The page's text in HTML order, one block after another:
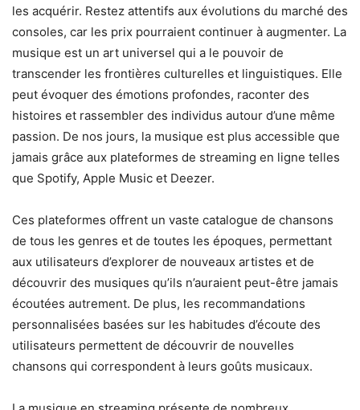
les acquérir. Restez attentifs aux évolutions du marché des
consoles, car les prix pourraient continuer à augmenter. La
musique est un art universel qui a le pouvoir de
transcender les frontières culturelles et linguistiques. Elle
peut évoquer des émotions profondes, raconter des
histoires et rassembler des individus autour d’une même
passion. De nos jours, la musique est plus accessible que
jamais grâce aux plateformes de streaming en ligne telles
que Spotify, Apple Music et Deezer.
Ces plateformes offrent un vaste catalogue de chansons
de tous les genres et de toutes les époques, permettant
aux utilisateurs d’explorer de nouveaux artistes et de
découvrir des musiques qu’ils n’auraient peut-être jamais
écoutées autrement. De plus, les recommandations
personnalisées basées sur les habitudes d’écoute des
utilisateurs permettent de découvrir de nouvelles
chansons qui correspondent à leurs goûts musicaux.